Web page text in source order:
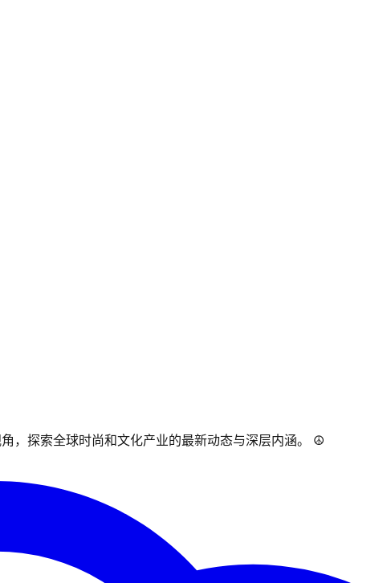
，探索全球时尚和文化产业的最新动态与深层内涵。 ☮︎